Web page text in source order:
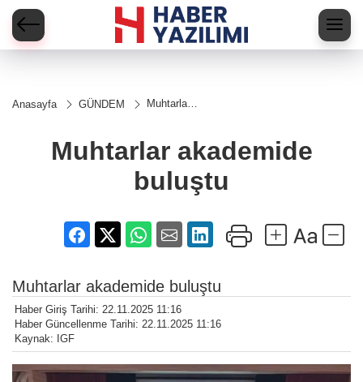
Anasayfa GÜNDEM
Muhtarlar
Muhtarlar akademide
buluştu
Muhtarlar akademide buluştu
Haber Giriş Tarihi: 22.11.2025 11:16
Haber Güncellenme Tarihi: 22.11.2025 11:16
Kaynak: IGF